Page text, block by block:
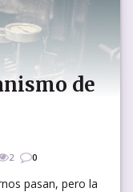
de
2 0
pasan, pero la